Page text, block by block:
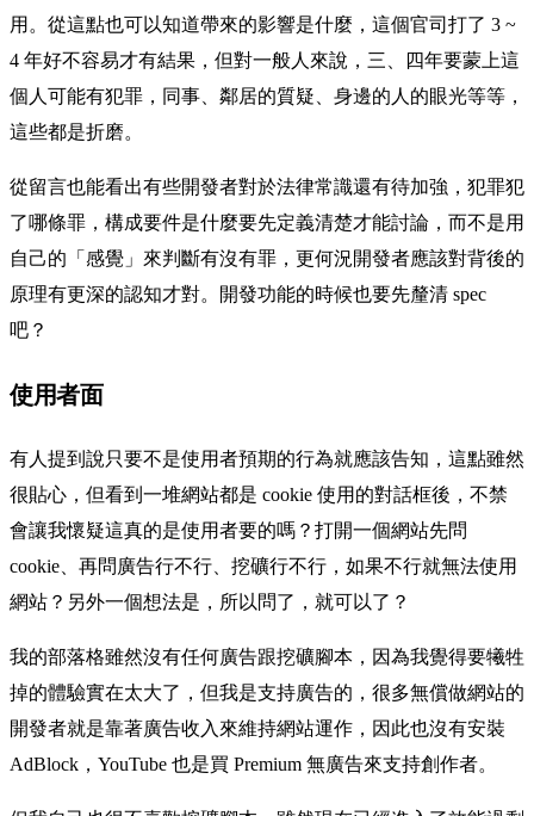
用。從這點也可以知道帶來的影響是什麼，這個官司打了 3 ~
4 年好不容易才有結果，但對一般人來說，三、四年要蒙上這
個人可能有犯罪，同事、鄰居的質疑、身邊的人的眼光等等，
這些都是折磨。
從留言也能看出有些開發者對於法律常識還有待加強，犯罪犯
了哪條罪，構成要件是什麼要先定義清楚才能討論，而不是用
自己的「感覺」來判斷有沒有罪，更何況開發者應該對背後的
原理有更深的認知才對。開發功能的時候也要先釐清 spec
吧？
使用者面
有人提到說只要不是使用者預期的行為就應該告知，這點雖然
很貼心，但看到一堆網站都是 cookie 使用的對話框後，不禁
會讓我懷疑這真的是使用者要的嗎？打開一個網站先問
cookie、再問廣告行不行、挖礦行不行，如果不行就無法使用
網站？另外一個想法是，所以問了，就可以了？
我的部落格雖然沒有任何廣告跟挖礦腳本，因為我覺得要犧牲
掉的體驗實在太大了，但我是支持廣告的，很多無償做網站的
開發者就是靠著廣告收入來維持網站運作，因此也沒有安裝
AdBlock，YouTube 也是買 Premium 無廣告來支持創作者。